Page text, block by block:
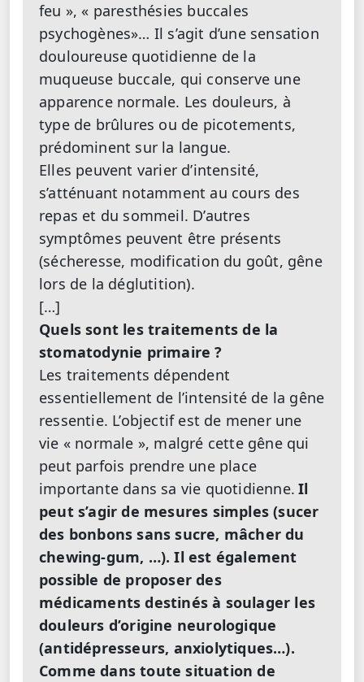
feu », « paresthésies buccales
psychogènes»… Il s’agit d’une sensation
douloureuse quotidienne de la
muqueuse buccale, qui conserve une
apparence normale. Les douleurs, à
type de brûlures ou de picotements,
prédominent sur la langue.
Elles peuvent varier d’intensité,
s’atténuant notamment au cours des
repas et du sommeil. D’autres
symptômes peuvent être présents
(sécheresse, modification du goût, gêne
lors de la déglutition).
[…]
Quels sont les traitements de la
stomatodynie primaire ?
Les traitements dépendent
essentiellement de l’intensité de la gêne
ressentie. L’objectif est de mener une
vie « normale », malgré cette gêne qui
peut parfois prendre une place
importante dans sa vie quotidienne. Il
peut s’agir de mesures simples (sucer
des bonbons sans sucre, mâcher du
chewing-gum, …). Il est également
possible de proposer des
médicaments destinés à soulager les
douleurs d’origine neurologique
(antidépresseurs, anxiolytiques…).
Comme dans toute situation de